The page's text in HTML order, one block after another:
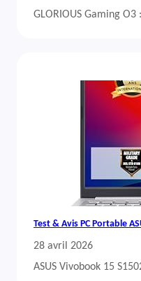
GLORIOUS Gaming
Test & Avis PC Portable
28 avril 2026
ASUS Vivobook 15